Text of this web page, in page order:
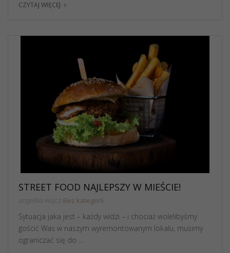
CZYTAJ WIĘCEJ
STREET FOOD NAJLEPSZY W MIEŚCIE!
angelika włącz Bez kategorii
Sytuacja jaka jest – każdy widzi – i chociaż wolelibyśmy
gościć Was w naszym wyremontowanym lokalu, musimy
ograniczać się do …